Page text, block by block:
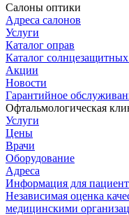
Салоны оптики
Адреса салонов
Услуги
Каталог оправ
Каталог
Акции
Новости
Гарантийное
Офтальмологическая
Услуги
Цены
Врачи
Оборудование
Адреса
Информация для
Независимая оценка
медицинскими